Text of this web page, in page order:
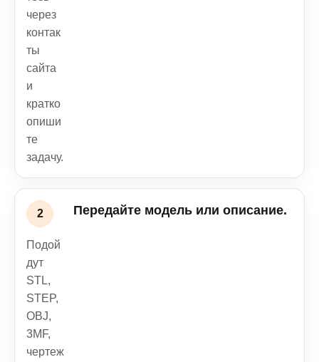
через
контак
ты
сайта
и
кратко
опиши
те
задачу.
Передайте модель или описание.
Подой
дут
STL,
STEP,
OBJ,
3MF,
чертеж